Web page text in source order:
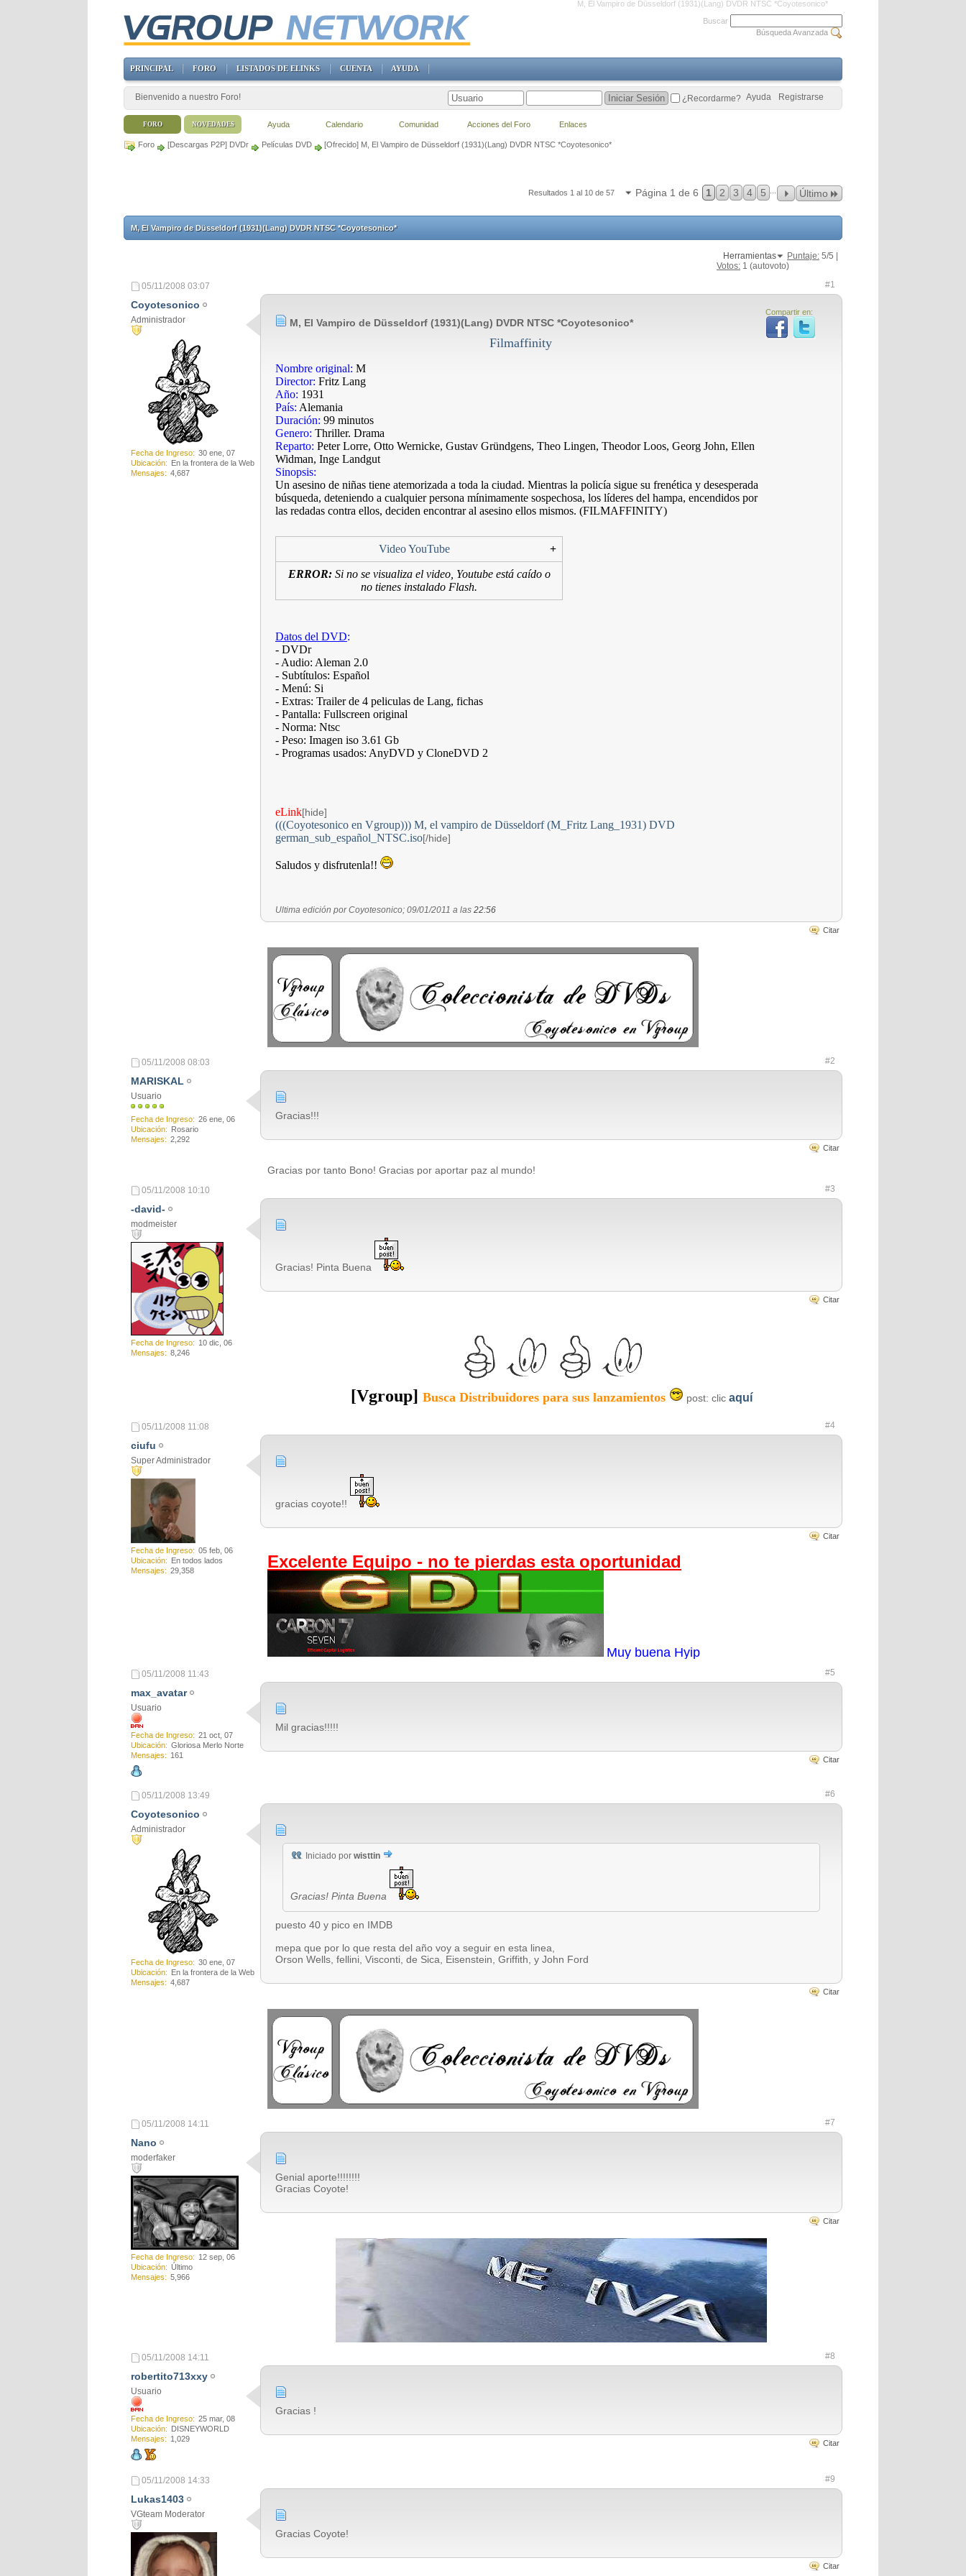
M, El Vampiro de Düsseldorf (1931)(Lang) DVDR NTSC *Coyotesonico*
Foro [Descargas P2P] DVDr Películas DVD [Ofrecido] M, El Vampiro de Düsseldorf (1931)(Lang) DVDR NTSC *Coyotesonico*
Página 1 de 6 1 2 3 4 5 Último
Resultados 1 al 10 de 57
M, El Vampiro de Düsseldorf (1931)(Lang) DVDR NTSC *Coyotesonico*
Herramientas Puntaje: 5/5 |
Votos: 1 (autovoto)
05/11/2008 03:07 #1
Coyotesonico
Administrador
Fecha de Ingreso
30 ene, 07
Ubicación
En la frontera de la Web
Mensajes
4,687
Compartir en:
M, El Vampiro de Düsseldorf (1931)(Lang) DVDR NTSC *Coyotesonico*
Filmaffinity
Nombre original: M
Director: Fritz Lang
Año: 1931
País: Alemania
Duración: 99 minutos
Genero: Thriller. Drama
Reparto: Peter Lorre, Otto Wernicke, Gustav Gründgens, Theo Lingen, Theodor Loos, Georg John, Ellen
Widman, Inge Landgut
Sinopsis:
Un asesino de niñas tiene atemorizada a toda la ciudad. Mientras la policía sigue su frenética y desesperada
búsqueda, deteniendo a cualquier persona mínimamente sospechosa, los líderes del hampa, encendidos por
las redadas contra ellos, deciden encontrar al asesino ellos mismos. (FILMAFFINITY)
+
Video YouTube
ERROR:Si no se visualiza el video, Youtube está caído o
no tienes instalado Flash.
Datos del DVD:
- DVDr
- Audio: Aleman 2.0
- Subtítulos: Español
- Menú: Si
- Extras: Trailer de 4 peliculas de Lang, fichas
- Pantalla: Fullscreen original
- Norma: Ntsc
- Peso: Imagen iso 3.61 Gb
- Programas usados: AnyDVD y CloneDVD 2
eLink[hide]
(((Coyotesonico en Vgroup))) M, el vampiro de Düsseldorf (M_Fritz Lang_1931) DVD
german_sub_español_NTSC.iso[/hide]
Saludos y disfrutenla!!
Última edición por Coyotesonico; 09/01/2011 a las 22:56
Citar
05/11/2008 08:03 #2
MARISKAL
Usuario
Fecha de Ingreso
26 ene, 06
Ubicación
Rosario
Mensajes
2,292
Gracias!!!
Citar
Gracias por tanto Bono! Gracias por aportar paz al mundo!
05/11/2008 10:10 #3
-david-
modmeister
Fecha de Ingreso
10 dic, 06
Mensajes
8,246
Gracias! Pinta Buena
Citar
[Vgroup] Busca Distribuidores para sus lanzamientos post: clic aquí
05/11/2008 11:08 #4
ciufu
Super Administrador
Fecha de Ingreso
05 feb, 06
Ubicación
En todos lados
Mensajes
29,358
gracias coyote!!
Citar
Excelente Equipo - no te pierdas esta oportunidad
Muy buena Hyip
05/11/2008 11:43 #5
max_avatar
Usuario
Fecha de Ingreso
21 oct, 07
Ubicación
Gloriosa Merlo Norte
Mensajes
161
Mil gracias!!!!!
Citar
05/11/2008 13:49 #6
Coyotesonico
Administrador
Fecha de Ingreso
30 ene, 07
Ubicación
En la frontera de la Web
Mensajes
4,687
Iniciado por wisttin
Gracias! Pinta Buena
puesto 40 y pico en IMDB
mepa que por lo que resta del año voy a seguir en esta linea,
Orson Wells, fellini, Visconti, de Sica, Eisenstein, Griffith, y John Ford
Citar
05/11/2008 14:11 #7
Nano
moderfaker
Fecha de Ingreso
12 sep, 06
Ubicación
Último
Mensajes
5,966
Genial aporte!!!!!!!!
Gracias Coyote!
Citar
05/11/2008 14:11 #8
robertito713xxy
Usuario
Fecha de Ingreso
25 mar, 08
Ubicación
DISNEYWORLD
Mensajes
1,029
Gracias !
Citar
05/11/2008 14:33 #9
Lukas1403
VGteam Moderator
Gracias Coyote!
Citar
Buscar
Búsqueda Avanzada
PRINCIPAL FORO LISTADOS DE ELINKS CUENTA AYUDA
Bienvenido a nuestro Foro! Registrarse
Ayuda
¿Recordarme?
FORO Ayuda Calendario Comunidad Acciones del Foro Enlaces
NOVEDADES